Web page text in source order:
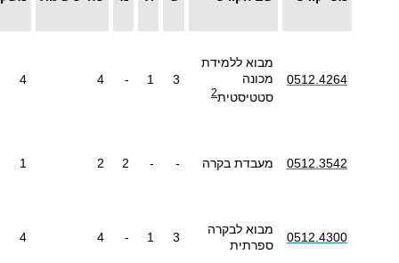
0512.4264
מבוא ללמידת
מכונה
סטטיסטית2
3
1
-
4
4
0512.3542 מעבדת בקרה -
-
2
2
1
0512.4300
מבוא לבקרה
ספרתית
3
1
-
4
4